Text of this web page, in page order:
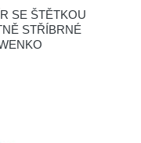
SE ŠTĚTKOU
STŘÍBRNÉ